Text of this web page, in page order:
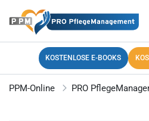
KOSTENLOSE E-BOOKS
PPM-Online PRO